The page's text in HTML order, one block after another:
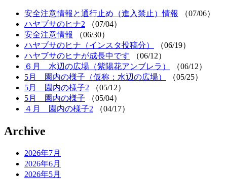
安全注意情報と通行止め（進入禁止）情報
（07/06）
ハヤブサのヒナ2
（07/04）
安全注意情報
（06/30）
ハヤブサのヒナ（インスタ投稿分）
（06/19）
ハヤブサのヒナが成長中です
（06/12）
６月 水辺の広場（紫陽花アンブレラ）
（06/12）
5月 園内の様子（仮称：水辺の広場）
（05/25）
5月 園内の様子2
（05/12）
5月 園内の様子
（05/04）
４月 園内の様子2
（04/17）
Archive
2026年7月
2026年6月
2026年5月